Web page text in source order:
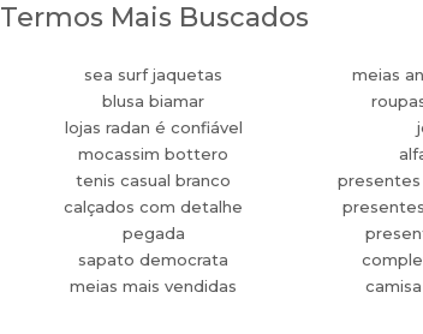
Termos Mais Buscados
sea surf jaquetas
blusa biamar
lojas radan é confiável
mocassim bottero
tenis casual branco
calçados com detalhe
pegada
sapato democrata
meias mais vendidas
meias
presentes